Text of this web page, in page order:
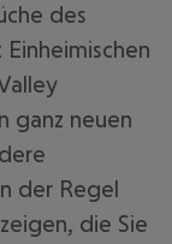
des
ganz neuen
der Regel
die Sie